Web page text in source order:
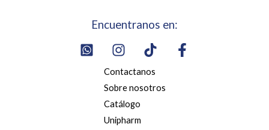
Encuentranos en:
Contactanos
Sobre nosotros
Catálogo
Unipharm